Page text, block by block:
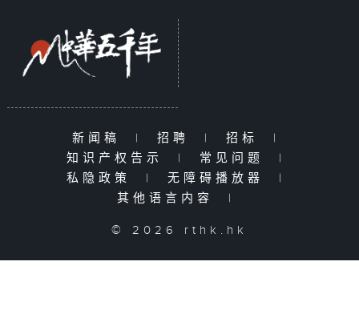
新闻稿 | 招聘 | 招标
|
知识产权告示
| 常见问题
|
私隐政策
| 无障碍播放器
|
其他语言内容
|
© 2026 rthk.hk